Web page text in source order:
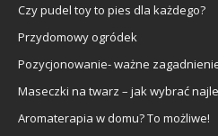
Czy pudel toy to pies dla każdego?
Przydomowy ogródek
Pozycjonowanie- ważne
Maseczki na twarz – jak wybrać
Aromaterapia w domu? To możliwe!